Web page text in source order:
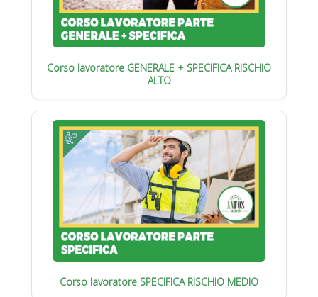
Corso lavoratore GENERALE + SPECIFICA RISCHIO
ALTO
Corso lavoratore SPECIFICA RISCHIO MEDIO